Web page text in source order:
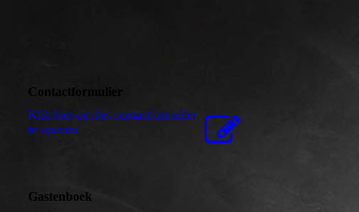
Contactformulier
Klik hier om het contactformulier
te openen
Gastenboek